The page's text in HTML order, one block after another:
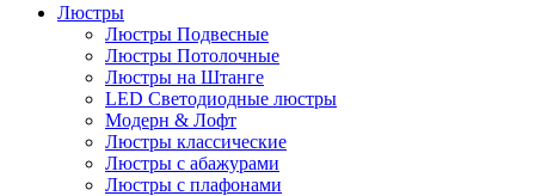
Люстры
Люстры Подвесные
Люстры Потолочные
Люстры на Штанге
LED Светодиодные люстры
Модерн & Лофт
Люстры классические
Люстры с абажурами
Люстры с плафонами